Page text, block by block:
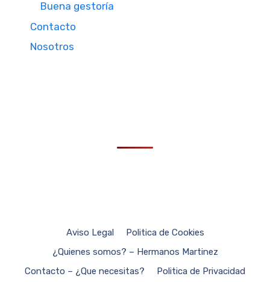
Buena gestoría
Contacto
Nosotros
Aviso Legal
Politica de Cookies
¿Quienes somos? – Hermanos Martinez
Contacto – ¿Que necesitas?
Politica de Privacidad